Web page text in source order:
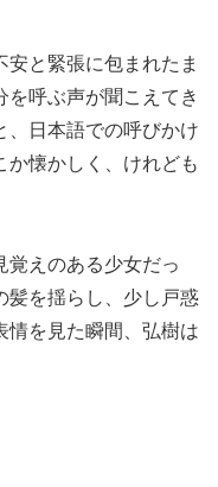
と緊張に包まれたま
を呼ぶ声が聞こえてき
、日本語での呼びかけ
か懐かしく、けれども
覚えのある少女だっ
髪を揺らし、少し戸惑
情を見た瞬間、弘樹は